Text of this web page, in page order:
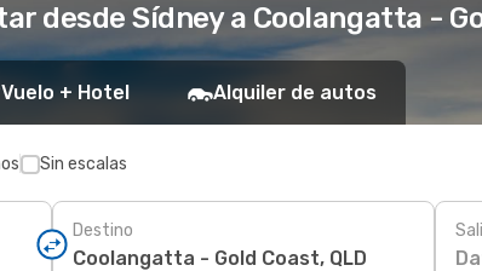
desde Sídney a Coolangatta -
Vuelo + Hotel Alquiler de autos
Sin escalas
Destino